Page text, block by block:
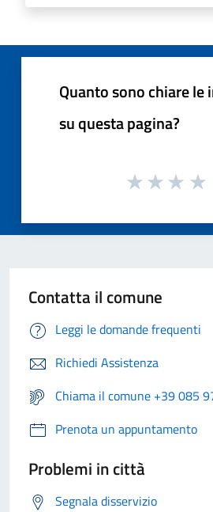
Quanto sono chiare
su questa pagina?
Contatta il comune
Leggi le domande frequenti
Richiedi Assistenza
Chiama il comune +39 085
Prenota un appuntamento
Problemi in città
Segnala disservizio